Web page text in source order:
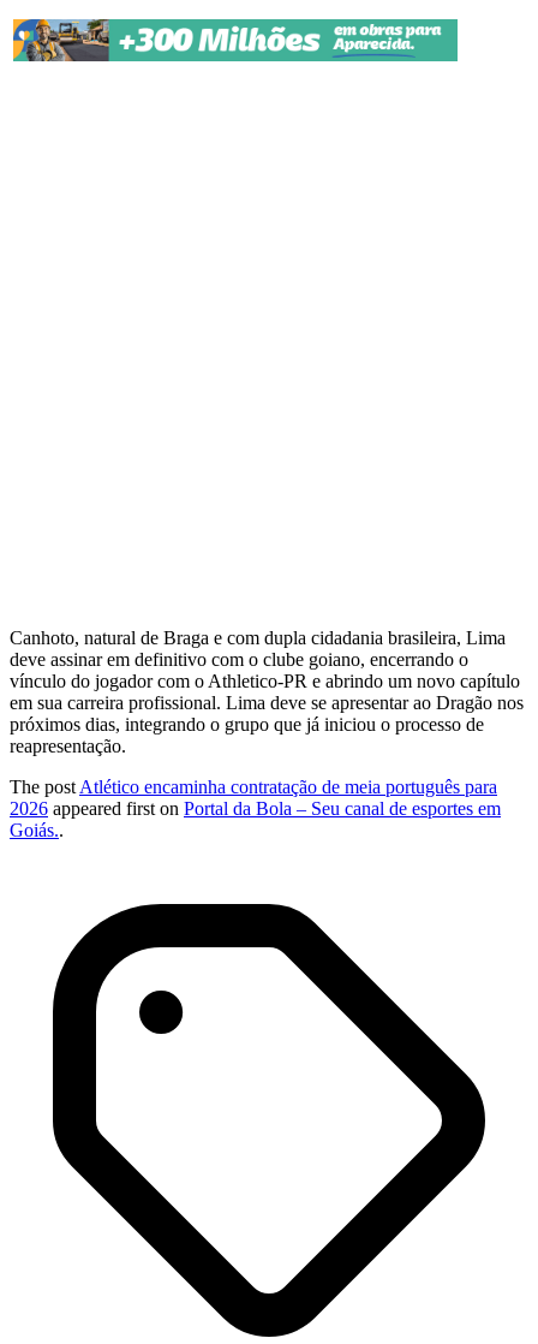
Canhoto, natural de Braga e com dupla cidadania brasileira, Lima
deve assinar em definitivo com o clube goiano, encerrando o
vínculo do jogador com o Athletico-PR e abrindo um novo capítulo
em sua carreira profissional. Lima deve se apresentar ao Dragão nos
próximos dias, integrando o grupo que já iniciou o processo de
reapresentação.
The post Atlético encaminha contratação de meia português para
2026 appeared first on Portal da Bola – Seu canal de esportes em
Goiás..